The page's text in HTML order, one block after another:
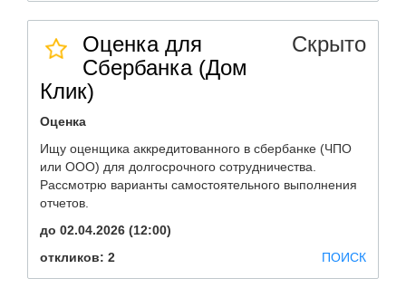
Оценка для
Сбербанка (Дом
Клик)
Скрыто
Оценка
Ищу оценщика аккредитованного в сбербанке (ЧПО
или ООО) для долгосрочного сотрудничества.
Рассмотрю варианты самостоятельного выполнения
отчетов.
до 02.04.2026 (12:00)
откликов: 2
ПОИСК